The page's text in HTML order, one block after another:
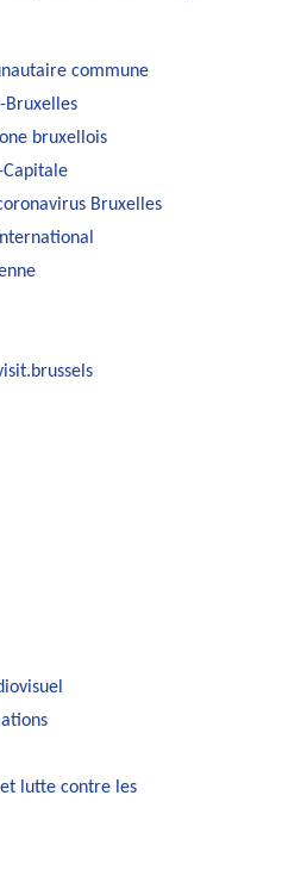
commune
Bruxelles
bruxellois
Capitale
Bruxelles
lutte contre les